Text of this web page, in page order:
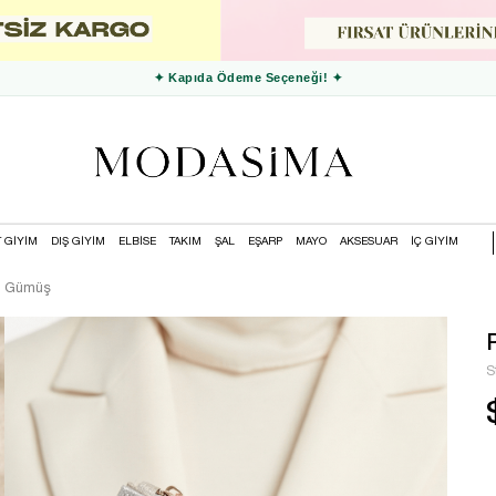
✦ 3000 TL ve Üzeri Ücretsiz Kargo ✦
GİYİM DIŞ GİYİM ELBİSE TAKIM ŞAL EŞARP MAYO AKSESUAR İÇ GİYİM
Gümüş